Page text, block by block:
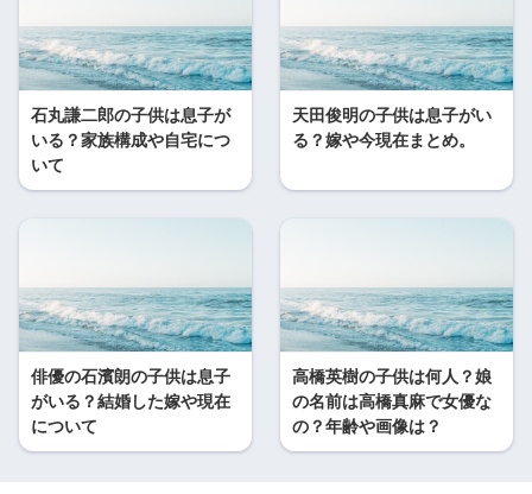
石丸謙二郎の子供は息子が
いる？家族構成や自宅につ
いて
天田俊明の子供は息子がい
る？嫁や今現在まとめ。
俳優の石濱朗の子供は息子
がいる？結婚した嫁や現在
について
高橋英樹の子供は何人？娘
の名前は高橋真麻で女優な
の？年齢や画像は？